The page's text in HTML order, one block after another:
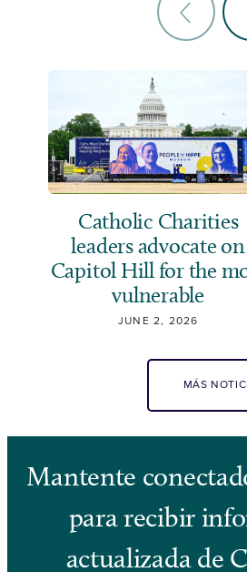
Catholic Charities
leaders advocate on
Capitol Hill for the
vulnerable
JUNE 2, 2026
MÁS
Mantente
para recibir
actualizada de